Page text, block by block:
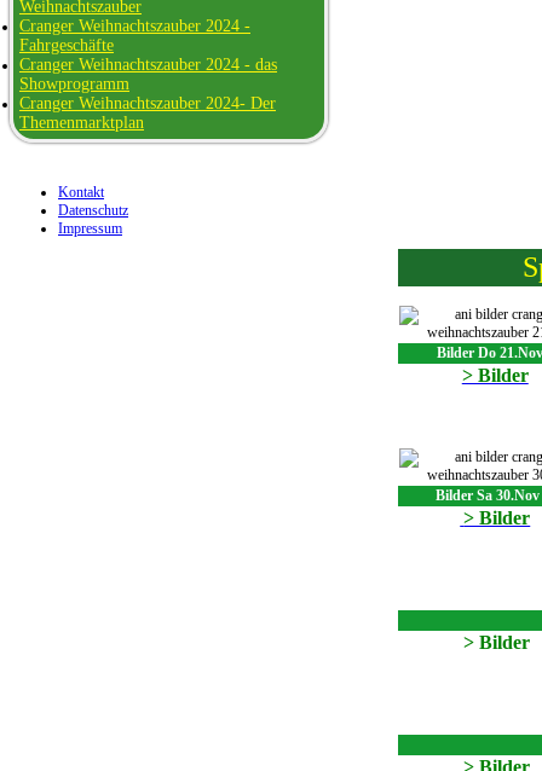
Bilder Do
> Bilder
Bilder Sa 30.Nov
> Bilder
> Bilder
> Bilder
Weihnachtszauber
Cranger Weihnachtszauber 2024 -
Fahrgeschäfte
Cranger Weihnachtszauber 2024 - das
Showprogramm
Cranger Weihnachtszauber 2024- Der
Themenmarktplan
Kontakt
Datenschutz
Impressum